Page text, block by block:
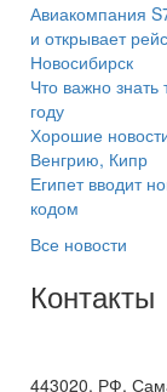
Авиакомпания
и открывает
Новосибирск
Что важно
году
Хорошие
Венгрию, Кипр
Египет вводит
кодом
Все новости
Контакты
443020, РФ,